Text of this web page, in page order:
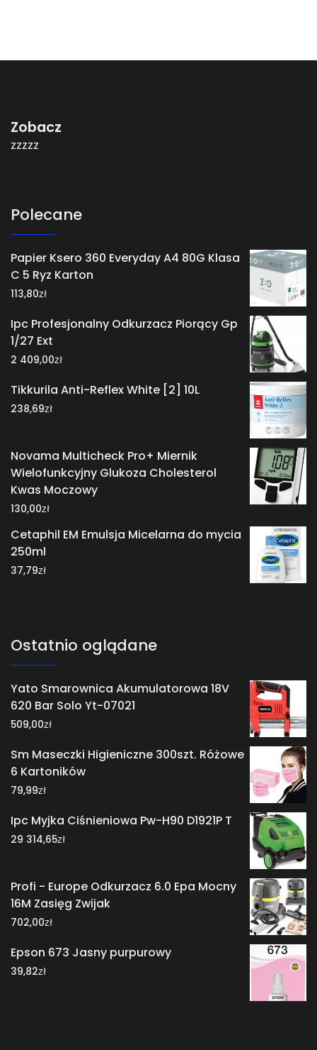
Zobacz
zzzzz
Polecane
Papier Ksero 360 Everyday A4 80G Klasa
C 5 Ryz Karton
113,80zł
Ipc Profesjonalny Odkurzacz Piorący Gp
1/27 Ext
2 409,00zł
Tikkurila Anti-Reflex White [2] 10L
238,69zł
Novama Multicheck Pro+ Miernik
Wielofunkcyjny Glukoza Cholesterol
Kwas Moczowy
130,00zł
Cetaphil EM Emulsja Micelarna do mycia
250ml
37,79zł
Ostatnio oglądane
Yato Smarownica Akumulatorowa 18V
620 Bar Solo Yt-07021
509,00zł
Sm Maseczki Higieniczne 300szt. Różowe
6 Kartoników
79,99zł
Ipc Myjka Ciśnieniowa Pw-H90 D1921P T
29 314,65zł
Profi - Europe Odkurzacz 6.0 Epa Mocny
16M Zasięg Zwijak
702,00zł
Epson 673 Jasny purpurowy
39,82zł